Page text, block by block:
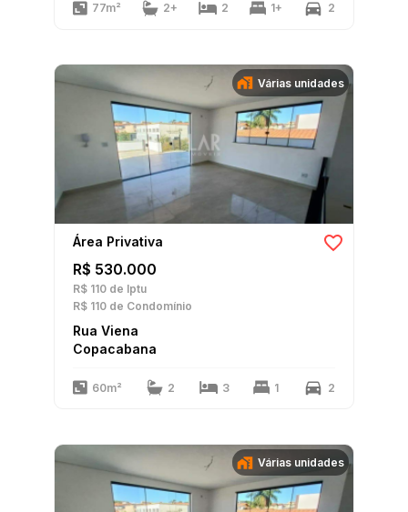
77m² 2+ 2 1+ 2
Várias unidades
Área Privativa
R$ 530.000
R$ 110 de Iptu
R$ 110 de Condomínio
Rua Viena
Copacabana
60m² 2 3 1 2
Várias unidades